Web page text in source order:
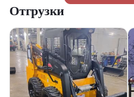
Отгрузки